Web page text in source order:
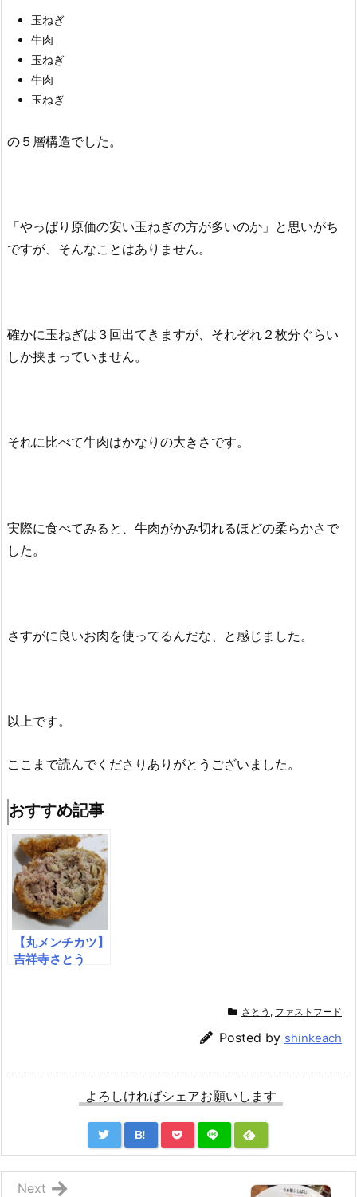
玉ねぎ
牛肉
玉ねぎ
牛肉
玉ねぎ
の５層構造でした。
「やっぱり原価の安い玉ねぎの方が多いのか」と思いがち
ですが、そんなことはありません。
確かに玉ねぎは３回出てきますが、それぞれ２枚分ぐらい
しか挟まっていません。
それに比べて牛肉はかなりの大きさです。
実際に食べてみると、牛肉がかみ切れるほどの柔らかさで
した。
さすがに良いお肉を使ってるんだな、と感じました。
以上です。
ここまで読んでくださりありがとうございました。
おすすめ記事
【丸メンチカツ】
吉祥寺さとう
さとう , ファストフード
Posted by shinkeach
よろしければシェアお願いします
B!
Next